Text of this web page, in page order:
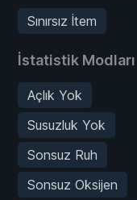
Sınırsız İtem
İstatistik Modları
Açlık Yok
Susuzluk Yok
Sonsuz Ruh
Sonsuz Oksijen